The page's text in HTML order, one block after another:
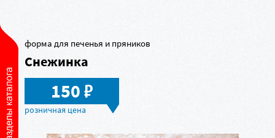
форма для печенья и пряников
Снежинка
150в